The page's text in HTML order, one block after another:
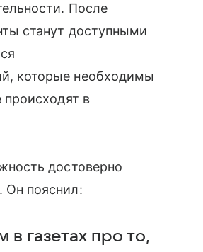
После
станут доступными
которые необходимы
в
достоверно
Он пояснил:
газетах про то,